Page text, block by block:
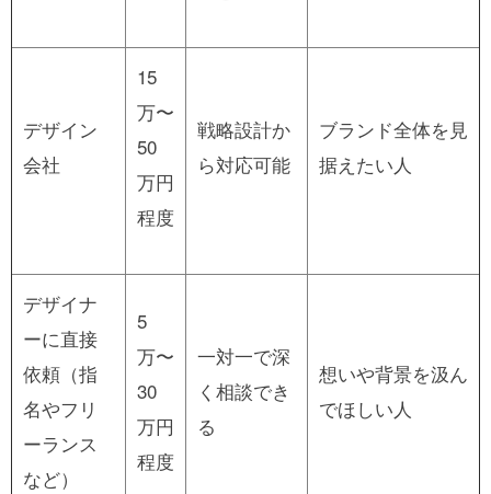
デザイン
会社
15
万〜
50
万円
程度
戦略設計か
ら対応可能
ブランド全体を見
据えたい人
デザイナ
ーに直接
依頼（指
名やフリ
ーランス
など）
5
万〜
30
万円
程度
一対一で深
く相談でき
る
想いや背景を汲ん
でほしい人